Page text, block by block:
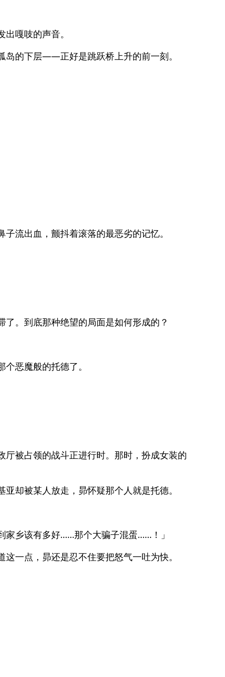
嘎吱的声音。
岛的下层——正好是跳跃桥上升的前一刻。
流出血，颤抖着滚落的最恶劣的记忆。
。到底那种绝望的局面是如何形成的？
恶魔般的托德了。
被占领的战斗正进行时。那时，扮成女装的
却被某人放走，昴怀疑那个人就是托德。
家乡该有多好……那个大骗子混蛋……！」
一点，昴还是忍不住要把怒气一吐为快。